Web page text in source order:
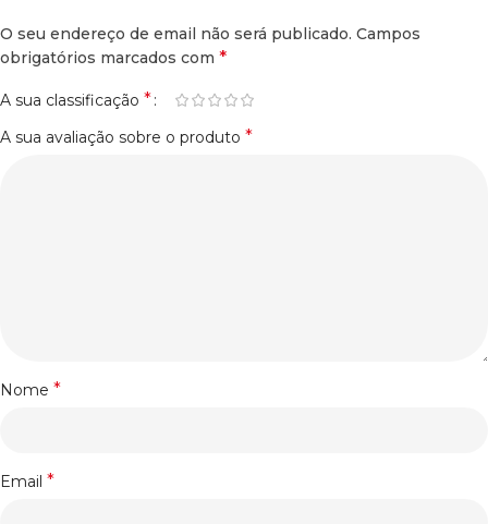
O seu endereço de email não será publicado. Campos
obrigatórios marcados com *
A sua classificação *
A sua avaliação sobre o produto *
Nome *
Email *